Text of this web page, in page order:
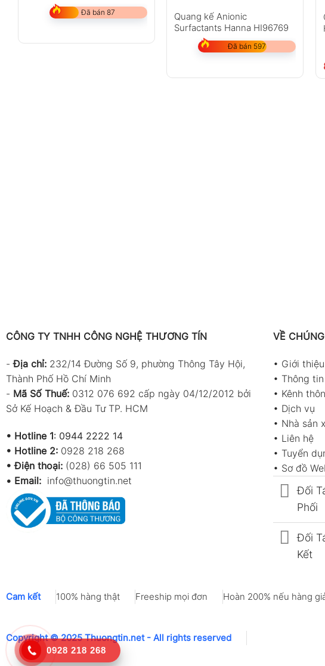
Đã bán 87
Quang kế Anionic
Surfactants Hanna HI96769
Đã bán 597
CÔNG TY TNHH CÔNG NGHỆ THƯƠNG TÍN
-Địa chỉ: 232/14 Đường Số 9, phường Thông Tây Hội,
Thành Phố Hồ Chí Minh
- Mã Số Thuế: 0312 076 692 cấp ngày 04/12/2012 bởi
Sở Kế Hoạch & Đầu Tư TP. HCM
• Hotline 1: 0944 2222 14
• Hotline 2: 0928 218 268
• Điện thoại: (028) 66 505 111
• Email: info@thuongtin.net
VỀ
• Giới thiệu
• Thông
• Kênh
• Dịch vụ
• Nhà sản
• Liên hệ
• Tuyển
• Sơ đồ
Đối
Phối
Đối
Kết
Cam kết 100% hàng thật Freeship mọi đơn Hoàn 200% nếu hàng
Copyright © 2025 Thuongtin.net - All rights reserved
0928 218 268